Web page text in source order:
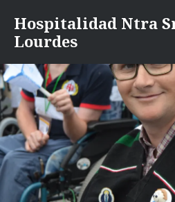
contenido
Hospitalidad Ntra
Lourdes